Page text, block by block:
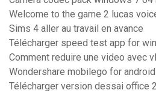
Welcome to the game 2 lucas
Sims 4 aller au travail en avance
Télécharger speed test app for
Comment reduire une video avec
Télécharger version dessai office